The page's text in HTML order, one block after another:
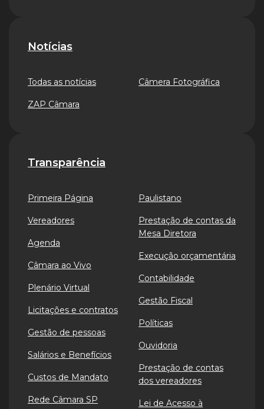
Notícias
Todas as notícias
ZAP Câmara
Câmera Fotográfica
Transparência
Primeira Página
Vereadores
Agenda
Câmara ao Vivo
Plenário Virtual
Licitações e contratos
Gestão de pessoas
Salários e Benefícios
Custos de Mandato
Rede Câmara SP
Paulistano
Prestação de contas da
Mesa Diretora
Execução orçamentária
Contabilidade
Gestão Fiscal
Políticas
Ouvidoria
Prestação de contas
dos vereadores
Lei de Acesso à